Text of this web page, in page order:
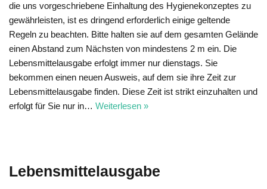
die uns vorgeschriebene Einhaltung des Hygienekonzeptes zu
gewährleisten, ist es dringend erforderlich einige geltende
Regeln zu beachten. Bitte halten sie auf dem gesamten Gelände
einen Abstand zum Nächsten von mindestens 2 m ein. Die
Lebensmittelausgabe erfolgt immer nur dienstags. Sie
bekommen einen neuen Ausweis, auf dem sie ihre Zeit zur
Lebensmittelausgabe finden. Diese Zeit ist strikt einzuhalten und
erfolgt für Sie nur in… Weiterlesen »
Lebensmittelausgabe